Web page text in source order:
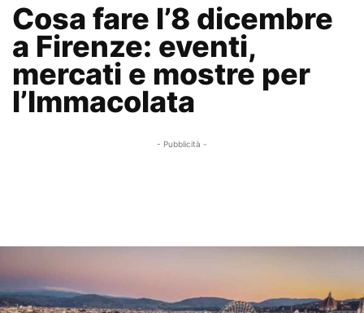
Cosa fare l’8 dicembre
a Firenze: eventi,
mercati e mostre per
l’Immacolata
- Pubblicità -